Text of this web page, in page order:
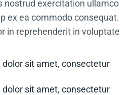
nostrud exercitation ullamco
ex ea commodo consequat.
in reprehenderit in voluptate
dolor sit amet, consectetur
dolor sit amet, consectetur